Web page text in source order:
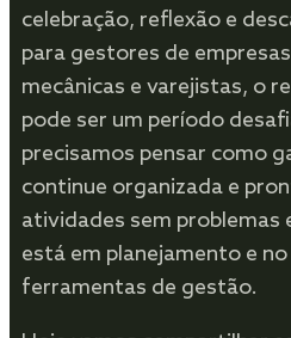
celebração, reflexão e
para gestores de
mecânicas e varejistas, o
pode ser um período
precisamos pensar como
continue organizada e
atividades sem problemas
está em planejamento e
ferramentas de gestão.